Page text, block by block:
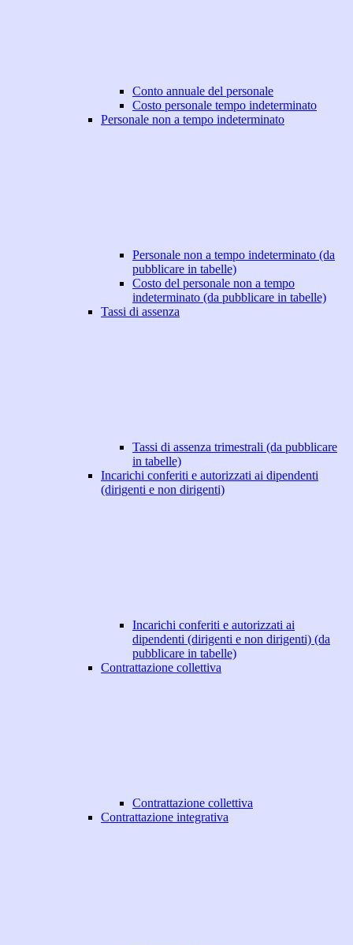
Conto annuale del personale
Costo personale tempo indeterminato
Personale non a tempo indeterminato
Personale non a tempo indeterminato (da
pubblicare in tabelle)
Costo del personale non a tempo
indeterminato (da pubblicare in tabelle)
Tassi di assenza
Tassi di assenza trimestrali (da pubblicare
in tabelle)
Incarichi conferiti e autorizzati ai dipendenti
(dirigenti e non dirigenti)
Incarichi conferiti e autorizzati ai
dipendenti (dirigenti e non dirigenti) (da
pubblicare in tabelle)
Contrattazione collettiva
Contrattazione collettiva
Contrattazione integrativa